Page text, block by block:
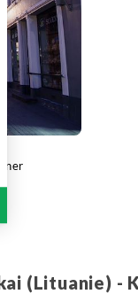
Options
de
Diner
(Lituanie) -